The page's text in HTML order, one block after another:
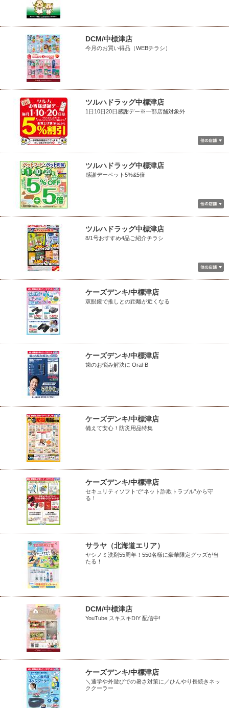
DCM/中標津店
今月のお買い得品（WEBチラシ）
ツルハドラッグ中標津店
1日10日20日感謝デー※一部店舗対象外
ツルハドラッグ中標津店
感謝デーペット5%&5倍
ツルハドラッグ中標津店
8/1号おすすめ4品ご紹介チラシ
ケーズデンキ/中標津店
双眼鏡で推しとの距離が近くなる
ケーズデンキ/中標津店
歯のお悩み解決に Oral-B
ケーズデンキ/中標津店
備えて安心！防災用品特集
ケーズデンキ/中標津店
セキュリティソフトで“ネット詐欺トラブル”から守
る！
サラヤ（北海道エリア）
ヤシノミ洗剤55周年！550名様に豪華限定グッズが当
たる！
DCM/中標津店
YouTube スキスキDIY 配信中!
ケーズデンキ/中標津店
＼通学や外遊びでの暑さ対策に／ひんやり長続きネッ
ククーラー